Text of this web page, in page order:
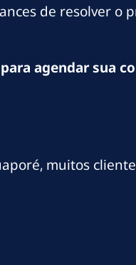
de resolver o
agendar sua
muitos